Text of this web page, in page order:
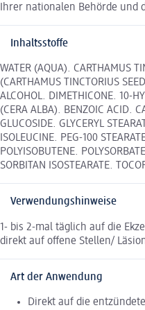
Ihrer nationalen Behörde und
Inhaltsstoffe
WATER (AQUA). CARTHAMUS
(CARTHAMUS TINCTORIUS
ALCOHOL. DIMETHICONE. 10-
(CERA ALBA). BENZOIC ACID.
GLUCOSIDE. GLYCERYL
ISOLEUCINE. PEG-100
POLYISOBUTENE.
SORBITAN ISOSTEARATE.
Verwendungshinweise
1- bis 2-mal täglich auf die
direkt auf offene Stellen/
Art der Anwendung
Direkt auf die